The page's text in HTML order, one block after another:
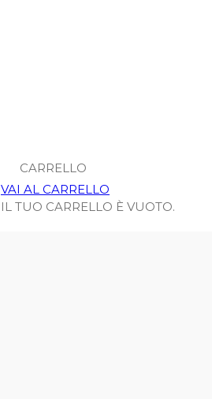
CARRELLO
VAI AL CARRELLO
IL TUO CARRELLO È VUOTO.